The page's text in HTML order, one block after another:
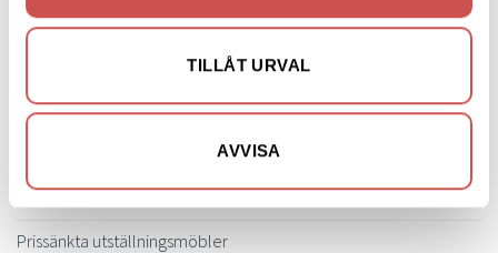
TILLÅT URVAL
AVVISA
Matbord & Köksbord
Mattor
Prissänkta utställningsmöbler